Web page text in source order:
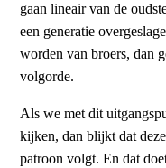
gaan lineair van de
een generatie
worden van broers, dan
volgorde.
Als we met dit
kijken, dan blijkt dat
patroon volgt. En dat